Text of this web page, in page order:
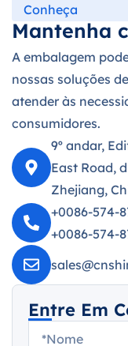
Conheça
Mantenha
A embalagem
nossas soluções
atender às
consumidores.
9º andar,
East Road,
Zhejiang,
+0086-574-
+0086-574-
Entre Em